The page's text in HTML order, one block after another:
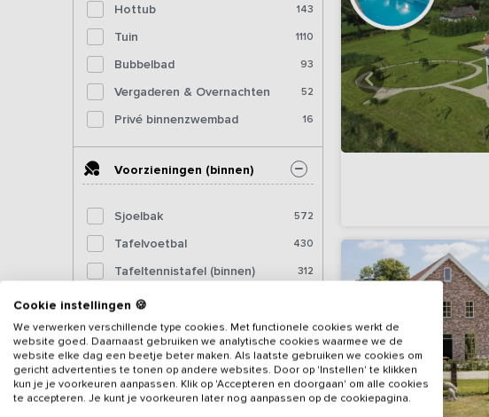
Hottub 143
Tuin 1110
Bubbelbad 93
Vergaderen & Overnachten 52
Privé binnenzwembad 16
Voorzieningen (binnen)
Sjoelbak 572
Tafelvoetbal 430
Tafeltennistafel (binnen) 312
Dartbord
Pooltafel 189
Biljart 92
Fitnessapparatuur 39
Bioscoop
Cookie instellingen 🍪
We verwerken verschillende type cookies. Met functionele cookies werkt de
website goed. Daarnaast gebruiken we analytische cookies waarmee we de
website elke dag een beetje beter maken. Als laatste gebruiken we cookies om
gericht advertenties te tonen op andere websites. Door op 'Instellen' te klikken
kun je je voorkeuren aanpassen. Klik op 'Accepteren en doorgaan' om alle cookies
te accepteren. Je kunt je voorkeuren later nog aanpassen op de cookiepagina.